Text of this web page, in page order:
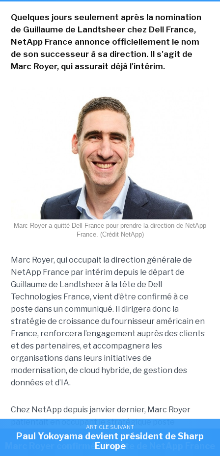
ARTICLE SUIVANT
Marc Royer confirmé à la tête de NetApp France
Quelques jours seulement après la nomination
de Guillaume de Landtsheer chez Dell France,
NetApp France annonce officiellement le nom
de son successeur à sa direction. Il s'agit de
Marc Royer, qui assurait déjà l'intérim.
Marc Royer a quitté Dell France pour prendre la direction de NetApp
France. (Crédit NetApp)
Marc Royer, qui occupait la direction générale de
NetApp France par intérim depuis le départ de
Guillaume de Landtsheer à la tête de Dell
Technologies France, vient d’être confirmé à ce
poste dans un communiqué. Il dirigera donc la
stratégie de croissance du fournisseur américain en
France, renforcera l’engagement auprès des clients
et des partenaires, et accompagnera les
organisations dans leurs initiatives de
modernisation, de cloud hybride, de gestion des
données et d’IA.
Chez NetApp depuis janvier dernier, Marc Royer
de directeur commercial des comptes entreprises et
stratégiques. Avant de rejoindre le groupe, il a passé
ARTICLE SUIVANT
Paul Yokoyama devient président de Sharp
Europe